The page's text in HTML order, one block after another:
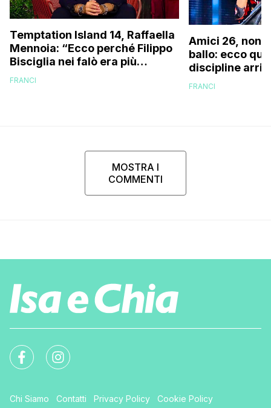
Temptation Island 14, Raffaella
Mennoia: “Ecco perché Filippo
Bisciglia nei falò era più
coinvolto del solito”
FRANCI
Amici 26, non
ballo: ecco
discipline
scuola!
FRANCI
MOSTRA I
COMMENTI
Chi Siamo Contatti Privacy Policy Cookie Policy